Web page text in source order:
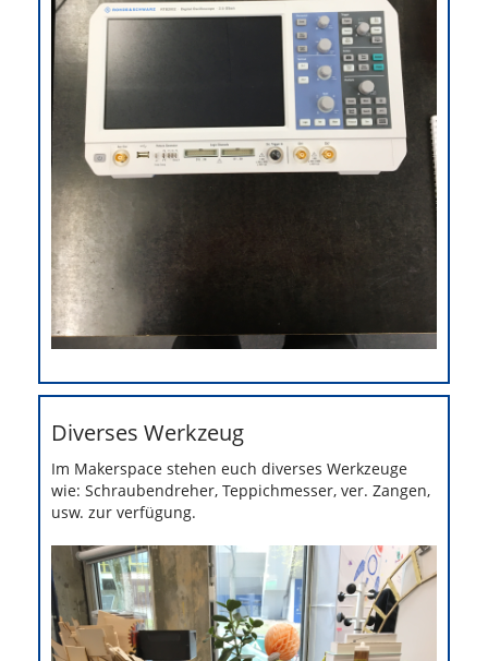
Diverses Werkzeug
Im Makerspace stehen euch diverses Werkzeuge
wie: Schraubendreher, Teppichmesser, ver. Zangen,
usw. zur verfügung.